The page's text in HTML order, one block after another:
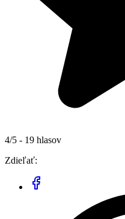
4/5 - 19 hlasov
Zdieľať: